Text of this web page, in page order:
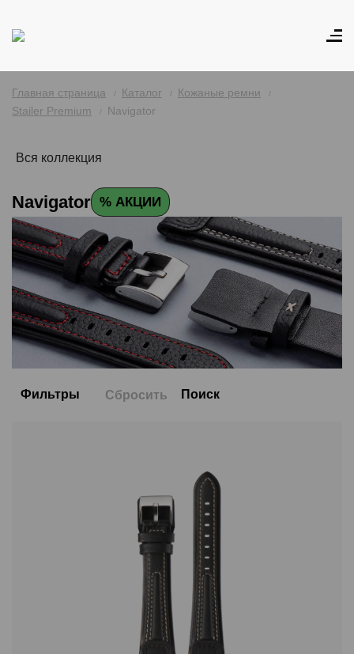
Главная страница Каталог
Кожаные ремни
Stailer Premium
Navigator
Вся коллекция
Navigator % АКЦИИ
Фильтры Сбросить Поиск
26/24